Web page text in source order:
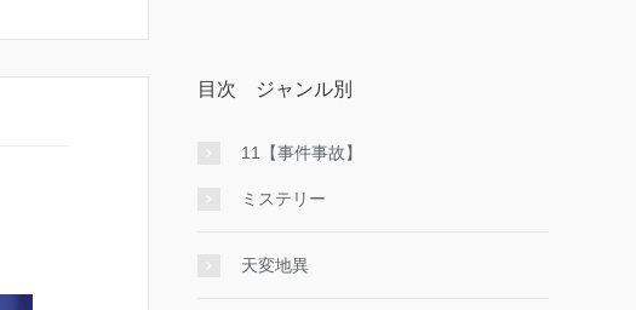
目次 ジャンル別
11【事件事故】
ミステリー
天変地異